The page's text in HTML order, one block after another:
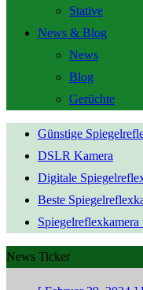
Stative
News & Blog
News
Blog
Gerüchte
Günstige
DSLR Kamera
Digitale
Beste
News Ticker